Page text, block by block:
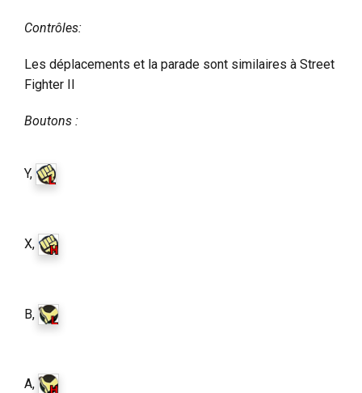
Contrôles:
Les déplacements et la parade sont similaires à Street
Fighter II
Boutons :
Y,
X,
B,
A,